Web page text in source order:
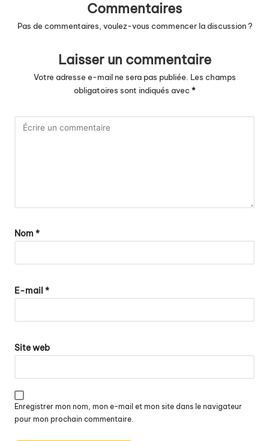
Commentaires
Pas de commentaires, voulez-vous commencer la discussion ?
Laisser un commentaire
Votre adresse e-mail ne sera pas publiée. Les champs
obligatoires sont indiqués avec *
Nom *
E-mail *
Site web
Enregistrer mon nom, mon e-mail et mon site dans le navigateur
pour mon prochain commentaire.